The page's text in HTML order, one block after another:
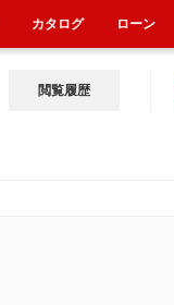
閲覧履歴
カタログ ローン